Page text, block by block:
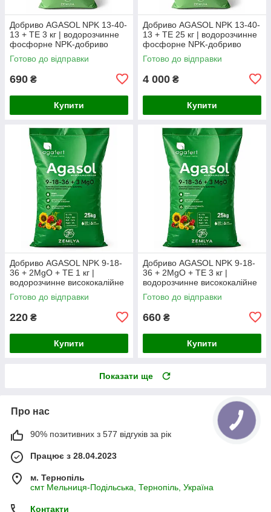
Добриво AGASOL NPK 13-40-
13 + TE 3 кг | водорозчинне
фосфорне NPK-добриво
(фасоване з мішка)
Готово до відправки
690 ₴
Купити
Добриво AGASOL NPK 13-40-
13 + TE 25 кг | водорозчинне
фосфорне NPK-добриво
Готово до відправки
4 000 ₴
Купити
Добриво AGASOL NPK 9-18-
36 + 2MgO + TE 1 кг |
водорозчинне висококалійне
NPK-добриво (фасоване з
мішка)
Готово до відправки
220 ₴
Купити
Добриво AGASOL NPK 9-18-
36 + 2MgO + TE 3 кг |
водорозчинне висококалійне
NPK-добриво (фасоване з
мішка)
Готово до відправки
660 ₴
Купити
Показати ще
Про нас
90% позитивних з 577 відгуків за рік
Працює з 28.04.2023
м. Тернопіль
смт Мельниця-Подільська, Тернопіль, Україна
Контакти